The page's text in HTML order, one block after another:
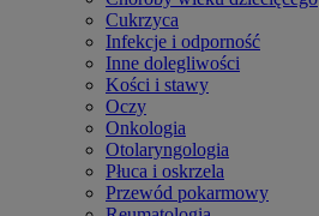
Cukrzyca
Infekcje i odporność
Inne dolegliwości
Kości i stawy
Oczy
Onkologia
Otolaryngologia
Płuca i oskrzela
Przewód pokarmowy